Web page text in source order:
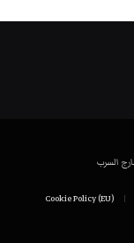
Cookie Policy (EU)